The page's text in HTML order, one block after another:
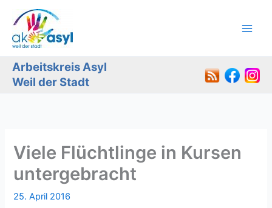
Inhalt
springen
Arbeitskreis Asyl
Weil der Stadt
Viele Flüchtlinge in Kursen
untergebracht
25. April 2016